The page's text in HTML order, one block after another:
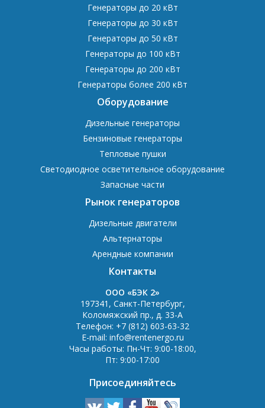
Генераторы до 20 кВт
Генераторы до 30 кВт
Генераторы до 50 кВт
Генераторы до 100 кВт
Генераторы до 200 кВт
Генераторы более 200 кВт
Оборудование
Дизельные генераторы
Бензиновые генераторы
Тепловые пушки
Светодиодное осветительное оборудование
Запасные части
Рынок генераторов
Дизельные двигатели
Альтернаторы
Арендные компании
Контакты
OOO «БЭК 2»
197341 , Санкт-Петербург,
Коломяжский пр., д. 33-А
Телефон: +7 (812) 603-63-32
E-mail: info@rentenergo.ru
Часы работы: Пн-Чт: 9:00-18:00,
Пт: 9:00-17:00
Присоединяйтесь